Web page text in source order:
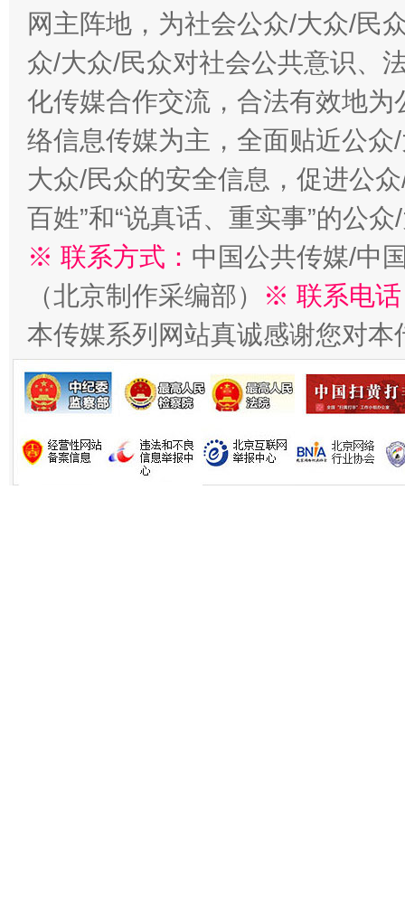
在谋一域中谋全局
今
习近平的博鳌关键词
魏明亮
网主阵地，为社会公众/大众/民
众/大众/民众对社会公共意识、
化传媒合作交流，合法有效地
络信息传媒为主，全面贴近公
大众/民众的安全信息，促进公
百姓”和“说真话、重实事”的公
※ 联系方式： 中国公共传媒/中
（北京制作采编部）
※ 联系电
本传媒系列网站真诚感谢您对